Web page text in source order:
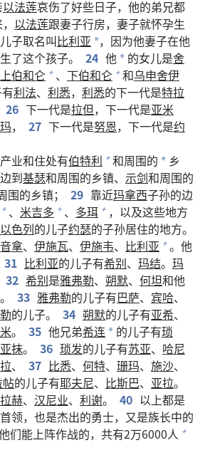
以法莲哀伤了好些日子，他的弟兄都
以法莲跟妻子行房，妻子就怀孕生
子取名叫比利亚 *，因为他妻子在他
了这个孩子。
24 他 * 的女儿是舍
上伯和仑 + 、 下伯和仑 + 和乌申舍伊
利法、 利悉， 利悉的下一代是特拉
26 下一代是拉但，下一代是亚米
， 27 下一代是努恩，下一代是约
业和住处有伯特利 + 和周围的 * 乡
到基瑟和周围的乡镇、 示剑和周围的
围的乡镇； 29 靠近玛拿西子孙的边
+ 、 米吉多 + 、 多珥 + ，以及这些地方
以色列的儿子约瑟的子孙居住的地方。
音拿、 伊施瓦、 伊施韦、 比利亚 + 。他
31 比利亚的儿子有希别、 玛结。 玛
32 希别是雅弗勒、 朔默、 何坦和他
33 雅弗勒的儿子有巴萨、 宾哈、
的儿子。 34 朔默的儿子有亚希、
。 35 他兄弟希连 * 的儿子有琐
亚抹。 36 琐发的儿子有苏亚、 哈尼
、 37 比悉、 何特、 珊玛、 施沙、
帖的儿子有耶夫尼、 比斯巴、 亚拉。
赫、 汉尼业、 利谢。 40 以上都是
领，也是杰出的勇士，又是族长中的
们能上阵作战的，共有2万6000人 +